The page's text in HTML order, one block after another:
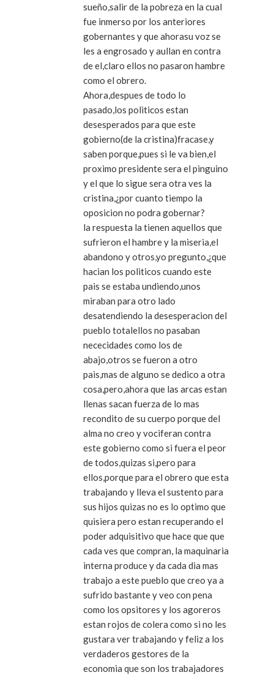
sueño,salir de la pobreza en la cual
fue inmerso por los anteriores
gobernantes y que ahorasu voz se
les a engrosado y aullan en contra
de el,claro ellos no pasaron hambre
como el obrero.
Ahora,despues de todo lo
pasado,los politicos estan
desesperados para que este
gobierno(de la cristina)fracase,y
saben porque,pues si le va bien,el
proximo presidente sera el pinguino
y el que lo sigue sera otra ves la
cristina,¿por cuanto tiempo la
oposicion no podra gobernar?
la respuesta la tienen aquellos que
sufrieron el hambre y la miseria,el
abandono y otros,yo pregunto,¿que
hacian los politicos cuando este
pais se estaba undiendo,unos
miraban para otro lado
desatendiendo la desesperacion del
pueblo totalellos no pasaban
nececidades como los de
abajo,otros se fueron a otro
pais,mas de alguno se dedico a otra
cosa,pero,ahora que las arcas estan
llenas sacan fuerza de lo mas
recondito de su cuerpo porque del
alma no creo y vociferan contra
este gobierno como si fuera el peor
de todos,quizas si,pero para
ellos,porque para el obrero que esta
trabajando y lleva el sustento para
sus hijos quizas no es lo optimo que
quisiera pero estan recuperando el
poder adquisitivo que hace que que
cada ves que compran, la maquinaria
interna produce y da cada dia mas
trabajo a este pueblo que creo ya a
sufrido bastante y veo con pena
como los opsitores y los agoreros
estan rojos de colera como si no les
gustara ver trabajando y feliz a los
verdaderos gestores de la
economia que son los trabajadores